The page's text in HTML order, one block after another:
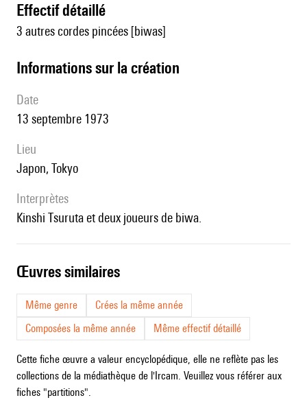
effectif détaillé
3 autres cordes pincées [biwas]
informations sur la création
date
13 septembre 1973
lieu
Japon, Tokyo
interprètes
Kinshi Tsuruta et deux joueurs de biwa.
œuvres similaires
Même genre
Crées la même année
Composées la même année
Même effectif détaillé
Cette fiche œuvre a valeur encyclopédique, elle ne reflète pas les
collections de la médiathèque de l'Ircam. Veuillez vous référer aux
fiches "partitions".